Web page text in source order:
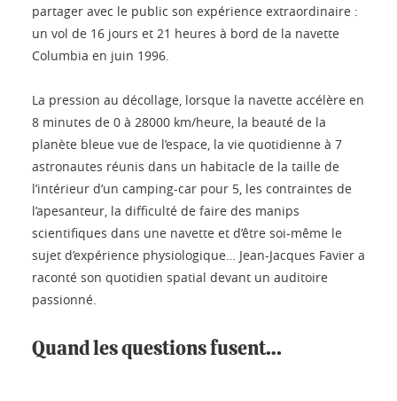
partager avec le public son expérience extraordinaire :
un vol de 16 jours et 21 heures à bord de la navette
Columbia en juin 1996.
La pression au décollage, lorsque la navette accélère en
8 minutes de 0 à 28000 km/heure, la beauté de la
planète bleue vue de l’espace, la vie quotidienne à 7
astronautes réunis dans un habitacle de la taille de
l’intérieur d’un camping-car pour 5, les contraintes de
l’apesanteur, la difficulté de faire des manips
scientifiques dans une navette et d’être soi-même le
sujet d’expérience physiologique… Jean-Jacques Favier a
raconté son quotidien spatial devant un auditoire
passionné.
Quand les questions fusent…